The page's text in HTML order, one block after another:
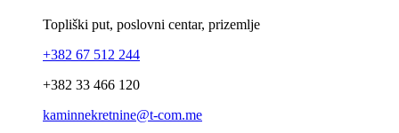
Topliški put, poslovni centar, prizemlje
+382 67 512 244
+382 33 466 120
kaminnekretnine@t-com.me